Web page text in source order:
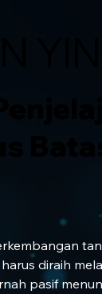
diraih
pasif